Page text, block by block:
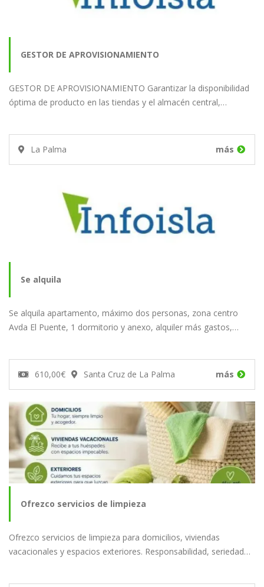
GESTOR DE APROVISIONAMIENTO
GESTOR DE APROVISIONAMIENTO Garantizar la disponibilidad
óptima de producto en las tiendas y el almacén central,…
La Palma más
Se alquila
Se alquila apartamento, máximo dos personas, zona centro
Avda El Puente, 1 dormitorio y anexo, alquiler más gastos,…
610,00€ Santa Cruz de La Palma más
Ofrezco servicios de limpieza
Ofrezco servicios de limpieza para domicilios, viviendas
vacacionales y espacios exteriores. Responsabilidad, seriedad…